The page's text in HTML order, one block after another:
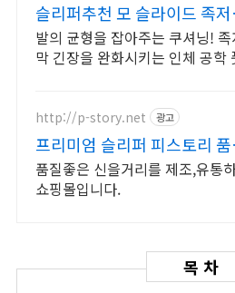
슬리퍼추천 모 슬라이드 족저
염 통증완화
발의 균형을 잡아주는 쿠셔닝! 족
막 긴장을 완화시키는 인체 공학
http://p-story.net 광고
프리미엄 슬리퍼 피스토리 품
좋은 신을거리 맛집
품질좋은 신을거리를 제조,유통
쇼핑몰입니다.